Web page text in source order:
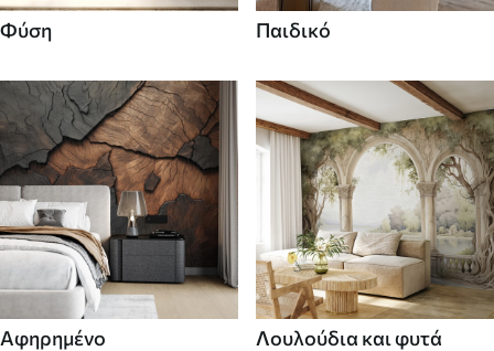
Φύση Παιδικό
Αφηρημένο Λουλούδια και φυτά